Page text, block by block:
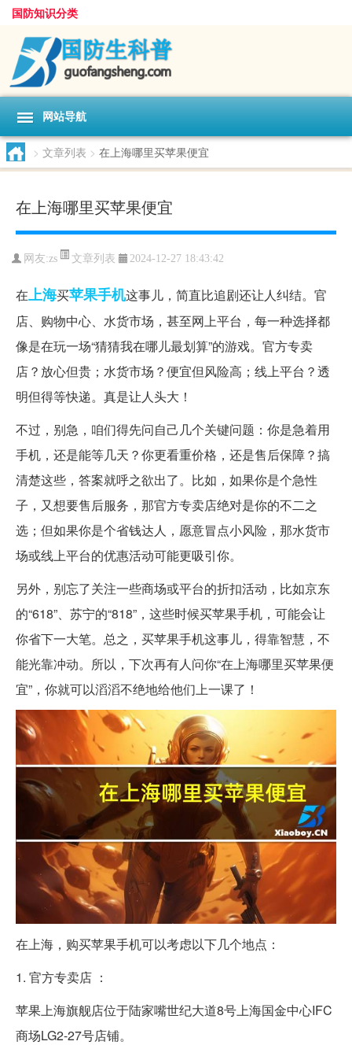
国防知识分类
网站导航
> 文章列表 > 在上海哪里买苹果便宜
在上海哪里买苹果便宜
网友:zs 文章列表 2024-12-27 18:43:42
在上海买苹果手机这事儿，简直比追剧还让人纠结。官
店、购物中心、水货市场，甚至网上平台，每一种选择都
像是在玩一场“猜猜我在哪儿最划算”的游戏。官方专卖
店？放心但贵；水货市场？便宜但风险高；线上平台？透
明但得等快递。真是让人头大！
不过，别急，咱们得先问自己几个关键问题：你是急着用
手机，还是能等几天？你更看重价格，还是售后保障？搞
清楚这些，答案就呼之欲出了。比如，如果你是个急性
子，又想要售后服务，那官方专卖店绝对是你的不二之
选；但如果你是个省钱达人，愿意冒点小风险，那水货市
场或线上平台的优惠活动可能更吸引你。
另外，别忘了关注一些商场或平台的折扣活动，比如京东
的“618”、苏宁的“818”，这些时候买苹果手机，可能会让
你省下一大笔。总之，买苹果手机这事儿，得靠智慧，不
能光靠冲动。所以，下次再有人问你“在上海哪里买苹果便
宜”，你就可以滔滔不绝地给他们上一课了！
在上海，购买苹果手机可以考虑以下几个地点：
1. 官方专卖店 ：
苹果上海旗舰店位于陆家嘴世纪大道8号上海国金中心IFC
商场LG2-27号店铺。